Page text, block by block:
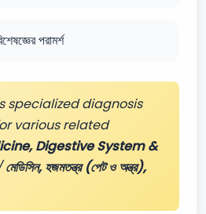
পরামর্শ
specialized diagnosis
various related
Digestive System &
মেডিসিন, হজমতন্ত্র (পেট ও অন্ত্র),